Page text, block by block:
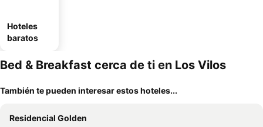
Hoteles
baratos
Bed & Breakfast cerca de ti en Los Vilos
También te pueden interesar estos hoteles...
Residencial Golden